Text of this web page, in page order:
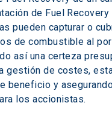
de Fuel Recovery
pueden capturar o
de combustible al por
así una certeza
gestión de costes,
beneficio y
los accionistas.